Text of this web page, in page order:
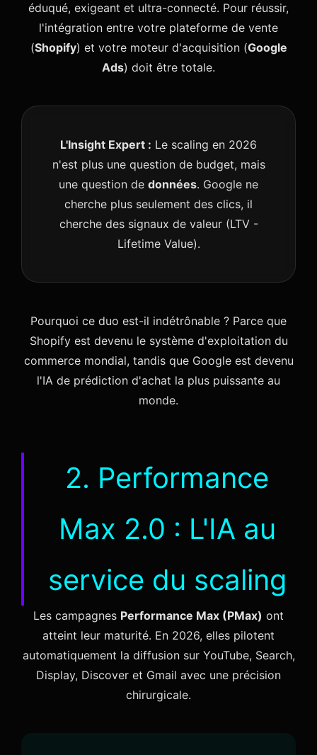
éduqué, exigeant et ultra-connecté. Pour réussir,
l'intégration entre votre plateforme de vente
(Shopify) et votre moteur d'acquisition (Google
Ads) doit être totale.
L'Insight Expert : Le scaling en 2026
n'est plus une question de budget, mais
une question de données. Google ne
cherche plus seulement des clics, il
cherche des signaux de valeur (LTV -
Lifetime Value).
Pourquoi ce duo est-il indétrônable ? Parce que
Shopify est devenu le système d'exploitation du
commerce mondial, tandis que Google est devenu
l'IA de prédiction d'achat la plus puissante au
monde.
2. Performance
Max 2.0 : L'IA au
service du scaling
Les campagnes Performance Max (PMax) ont
atteint leur maturité. En 2026, elles pilotent
automatiquement la diffusion sur YouTube, Search,
Display, Discover et Gmail avec une précision
chirurgicale.